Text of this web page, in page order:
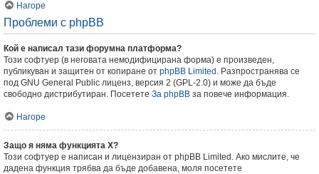
Нагоре
Проблеми с phpBB
Кой е написал тази форумна платформа?
Този софтуер (в неговата немодифицирана форма) е произведен,
публикуван и защитен от копиране от phpBB Limited . Разпространява се
под GNU General Public лиценз, версия 2 (GPL-2.0) и може да бъде
свободно дистрибутиран. Посетете За phpBB за повече информация.
Нагоре
Защо я няма функцията X?
Този софтуер е написан и лицензиран от phpBB Limited. Ако мислите, че
дадена функция трябва да бъде добавена, моля посетете